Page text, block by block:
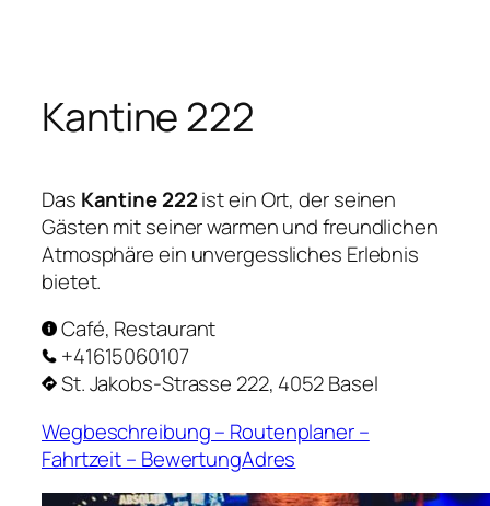
springen
Kantine 222
Das Kantine 222ist ein Ort, der seinen
Gästen mit seiner warmen und freundlichen
Atmosphäre ein unvergessliches Erlebnis
bietet.
Café, Restaurant
+41615060107
St. Jakobs-Strasse 222, 4052 Basel
Wegbeschreibung – Routenplaner –
Fahrtzeit – BewertungAdres